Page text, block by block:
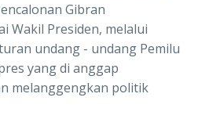
Gibran
Wakil Presiden, melalui
undang - undang Pemilu
yang di anggap
melanggengkan politik